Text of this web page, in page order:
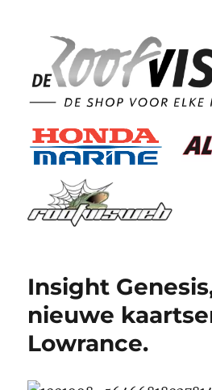
Insight
nieuwe
Lowrance.